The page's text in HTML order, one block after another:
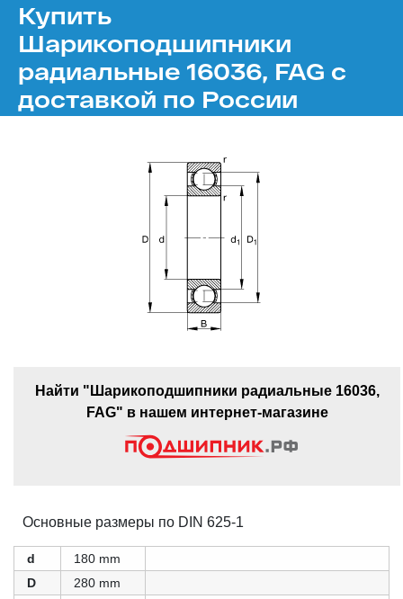
Купить
Шарикоподшипники
радиальные 16036, FAG с
доставкой по России
Найти "Шарикоподшипники радиальные 16036,
FAG" в нашем интернет-магазине
Основные размеры по DIN 625-1
d
180 mm
D
280 mm